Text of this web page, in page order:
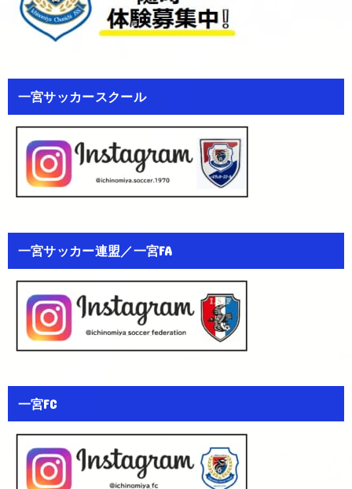
一宮サッカースクール
一宮サッカー連盟／一宮FA
一宮FC